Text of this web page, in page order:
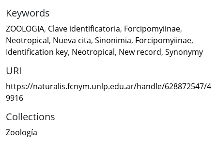
Keywords
ZOOLOGIA, Clave identificatoria, Forcipomyiinae,
Neotropical, Nueva cita, Sinonimia, Forcipomyiinae,
Identification key, Neotropical, New record, Synonymy
URI
https://naturalis.fcnym.unlp.edu.ar/handle/628872547/4
9916
Collections
Zoología